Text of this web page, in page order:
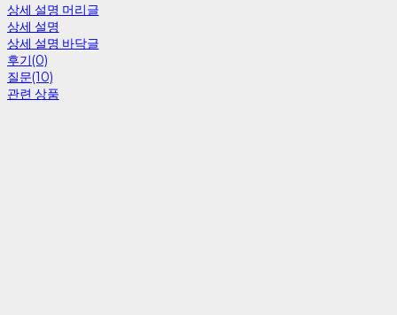
상세 설명 머리글
상세 설명
상세 설명 바닥글
후기(0)
질문(10)
관련 상품